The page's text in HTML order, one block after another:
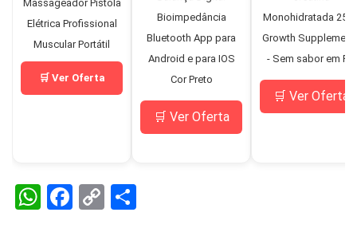
Massageador Pistola
Elétrica Profissional
Muscular Portátil
🛒 Ver Oferta
Bioimpedância
Bluetooth App para
Android e para IOS
Cor Preto
🛒 Ver Oferta
Monohidratada
Growth
- Sem sabor em Pó
🛒 Ver Oferta
W
F
C